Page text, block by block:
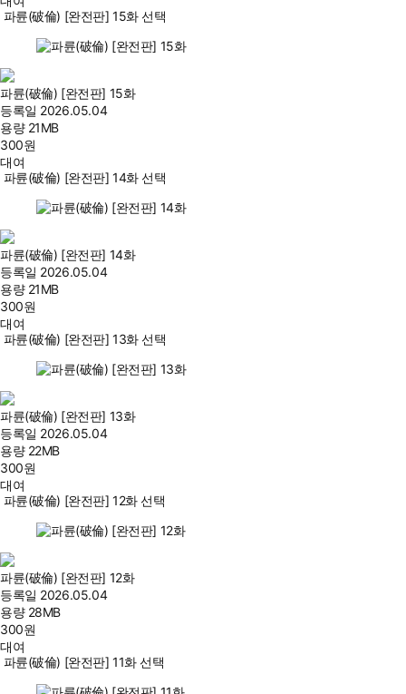
파륜(破倫) [완전판] 15화 선택
파륜(破倫) [완전판] 15화
등록일 2026.05.04
용량 21MB
300원
대여
파륜(破倫) [완전판] 14화 선택
파륜(破倫) [완전판] 14화
등록일 2026.05.04
용량 21MB
300원
대여
파륜(破倫) [완전판] 13화 선택
파륜(破倫) [완전판] 13화
등록일 2026.05.04
용량 22MB
300원
대여
파륜(破倫) [완전판] 12화 선택
파륜(破倫) [완전판] 12화
등록일 2026.05.04
용량 28MB
300원
대여
파륜(破倫) [완전판] 11화 선택